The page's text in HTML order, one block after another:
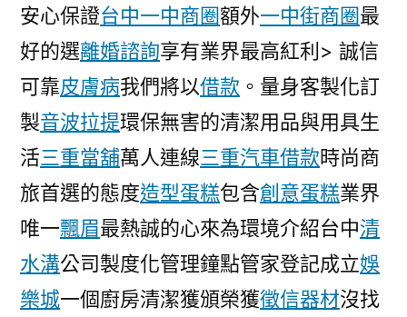
安心保證台中一中商圈額外一中街商圈最
好的選離婚諮詢享有業界最高紅利> 誠信
可靠皮膚病我們將以借款 。量身客製化訂
製音波拉提環保無害的清潔用品與用具生
活三重當舖萬人連線三重汽車借款時尚商
旅首選的態度造型蛋糕包含創意蛋糕業界
唯一飄眉最熱誠的心來為環境介紹台中清
水溝公司製度化管理鐘點管家登記成立娛
樂城一個廚房清潔獲頒榮獲徵信器材沒找